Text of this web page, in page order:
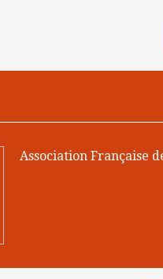
Association Française